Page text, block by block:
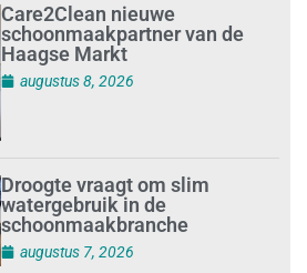
Care2Clean nieuwe
schoonmaakpartner van de
Haagse Markt
augustus 8, 2026
Droogte vraagt om slim
watergebruik in de
schoonmaakbranche
augustus 7, 2026